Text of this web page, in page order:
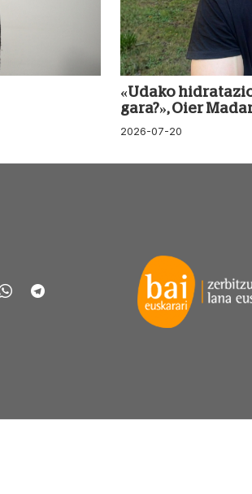
«Udako
gara?», Oier
2026-07-20